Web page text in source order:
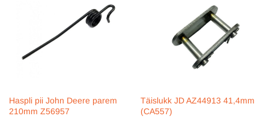
Haspli pii John Deere parem
210mm Z56957
Täislukk JD AZ44913 41,4mm
(CA557)